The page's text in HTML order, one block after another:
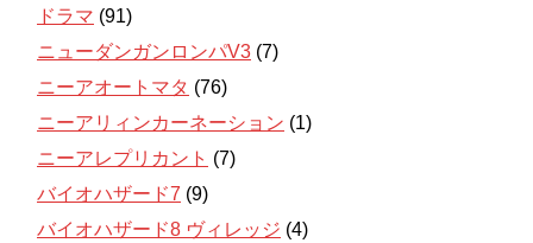
ドラマ (91)
ニューダンガンロンパV3 (7)
ニーアオートマタ (76)
ニーアリィンカーネーション (1)
ニーアレプリカント (7)
バイオハザード7 (9)
バイオハザード8 ヴィレッジ (4)